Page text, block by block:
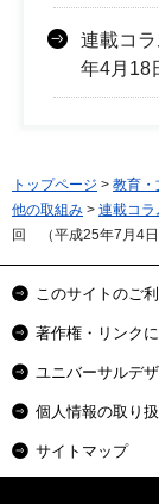
連載コ
年4月18
トップページ > 教育・
他の取組み > 連載コラ
回 （平成25年7月4日
このサイトのご
著作権・リンク
ユニバーサルデ
個人情報の取り
サイトマップ